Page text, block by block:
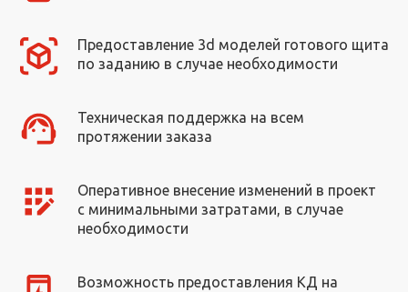
Предоставление 3d моделей готового щита
по заданию в случае необходимости
Техническая поддержка на всем
протяжении заказа
Оперативное внесение изменений в проект
с минимальными затратами, в случае
необходимости
Возможность предоставления КД на